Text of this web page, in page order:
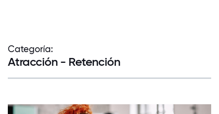
Categoría:
Atracción - Retención